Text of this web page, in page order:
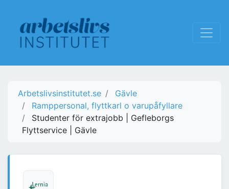
Arbetslivsinstitutet.se
Gävle
Ramppersonal, flyttkarl o varupåfyllare
Studenter för extrajobb | Gefleborgs
Flyttservice | Gävle